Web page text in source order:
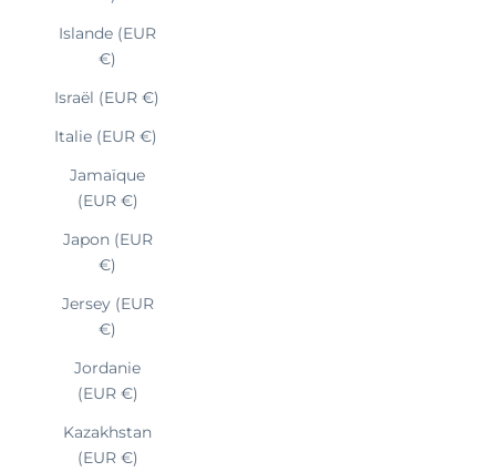
Islande (EUR
€)
Israël (EUR €)
Italie (EUR €)
Jamaïque
(EUR €)
Japon (EUR
€)
Jersey (EUR
€)
Jordanie
(EUR €)
Kazakhstan
(EUR €)